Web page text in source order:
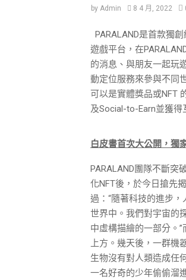
by Admin 8 4 月, 2022
PARALAND是首款獨
遊戲平台，在
的消息、與朋友一起玩
動定位服務來參與不同
可以是實體獎品或NFT
及Social-to-Earn並獲得
白皮書首次大公開，獨
PARALAND團隊不斷突
化NFT後，於今日搶先
過：“隨著科技的進步
世界中。我們對宇宙的
中虛構描繪的一部分。
上方。幾天後，一群
生物沒有對人類造成任
一名好奇的少年偷偷溜